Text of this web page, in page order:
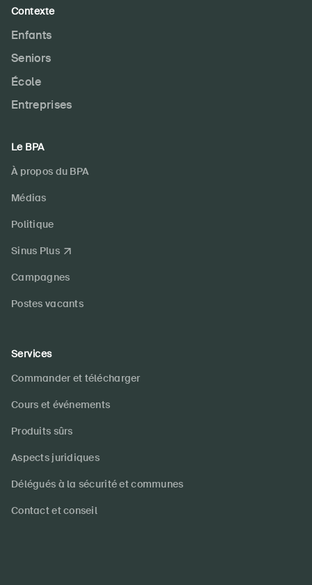
Contexte
Enfants
Seniors
École
Entreprises
Le BPA
À propos du BPA
Médias
Politique
Sinus Plus
Campagnes
Postes vacants
Services
Commander et télécharger
Cours et événements
Produits sûrs
Aspects juridiques
Délégués à la sécurité et communes
Contact et conseil